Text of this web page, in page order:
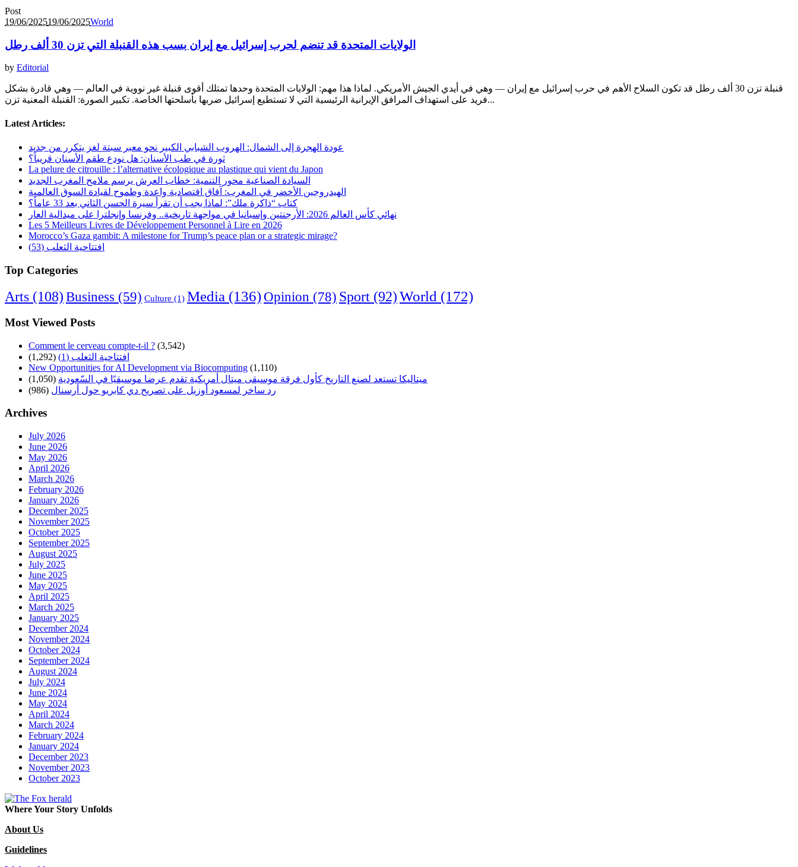
Post
19/06/202519/06/2025World
الولايات المتحدة قد تنضم لحرب إسرائيل مع إيران بسب هذه القنبلة التي تزن 30 ألف رطل
by Editorial
قنبلة تزن 30 ألف رطل قد تكون السلاح الأهم في حرب إسرائيل مع إيران — وهي في أيدي الجيش الأمريكي. لماذا هذا مهم: الولايات المتحدة وحدها تمتلك أقوى قنبلة غير نووية في العالم — وهي قادرة بشكل
فريد على استهداف المرافق الإيرانية الرئيسية التي لا تستطيع إسرائيل ضربها بأسلحتها الخاصة. تكبير الصورة: القنبلة المعنية تزن...
Latest Articles:
عودة الهجرة إلى الشمال: الهروب الشبابي الكبير نحو معبر سبتة لغز يتكرر من جديد
ثورة في طب الأسنان: هل نودع طقم الأسنان قريباً؟
La pelure de citrouille : l’alternative écologique au plastique qui vient du Japon
السيادة الصناعية محور التنمية: خطاب العرش يرسم ملامح المغرب الجديد
الهيدروجين الأخضر في المغرب: آفاق اقتصادية واعدة وطموح لقيادة السوق العالمية
كتاب “ذاكرة ملك”: لماذا يجب أن تقرأ سيرة الحسن الثاني بعد 33 عاماً؟
نهائي كأس العالم 2026: الأرجنتين وإسبانيا في مواجهة تاريخية.. وفرنسا وإنجلترا على ميدالية العار
Les 5 Meilleurs Livres de Développement Personnel à Lire en 2026
Morocco’s Gaza gambit: A milestone for Trump’s peace plan or a strategic mirage?
افتتاحية الثعلب (53)
Top Categories
Arts (108) Business (59) Culture (1) Media (136)Opinion (78) Sport (92)World (172)
Most Viewed Posts
Comment le cerveau compte-t-il ? (3,542)
افتتاحية الثعلب (1)
(1,292)
New Opportunities for AI Development via Biocomputing (1,110)
ميتاليكا تستعد لصنع التاريخ كأول فرقة موسيقى ميتال أمريكية تقدم عرضا موسيقيًا في السّعودية (1,050)
رد ساخر لمسعود أوزيل على تصريح دي كابريو حول أرسنال (986)
Archives
July 2026
June 2026
May 2026
April 2026
March 2026
February 2026
January 2026
December 2025
November 2025
October 2025
September 2025
August 2025
July 2025
June 2025
May 2025
April 2025
March 2025
January 2025
December 2024
November 2024
October 2024
September 2024
August 2024
July 2024
June 2024
May 2024
April 2024
March 2024
February 2024
January 2024
December 2023
November 2023
October 2023
Where Your Story Unfolds
About Us
Guidelines